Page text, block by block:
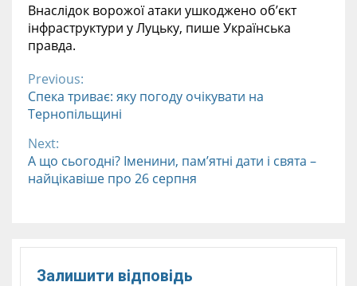
Внаслідок ворожої атаки ушкоджено об’єкт
інфраструктури у Луцьку, пише Українська
правда.
Continue
Reading
Previous:
Спека триває: яку погоду очікувати на
Тернопільщині
Next:
А що сьогодні? Іменини, пам’ятні дати і свята –
найцікавіше про 26 серпня
Залишити відповідь